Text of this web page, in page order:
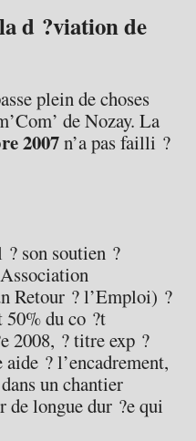
d ?viation de
plein de choses
de Nozay. La
2007n’a pas failli ?
? son soutien ?
Retour ? l’Emploi) ?
50% du co ?t
2008, ? titre exp ?
? l’encadrement,
un chantier
de longue dur ?e qui